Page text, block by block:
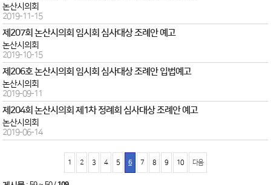
논산시의회
2019-11-15
제207회 논산시의회 임시회 심사대상 조례안 예고
논산시의회
2019-10-15
제206호 논산시의회 임시회 심사대상 조례안 입법예고
논산시의회
2019-09-11
제204회 논산시의회 제1차 정례회 심사대상 조례안 예고
논산시의회
2019-06-14
1 2 3 4 5 6 7 8 9 10 다음